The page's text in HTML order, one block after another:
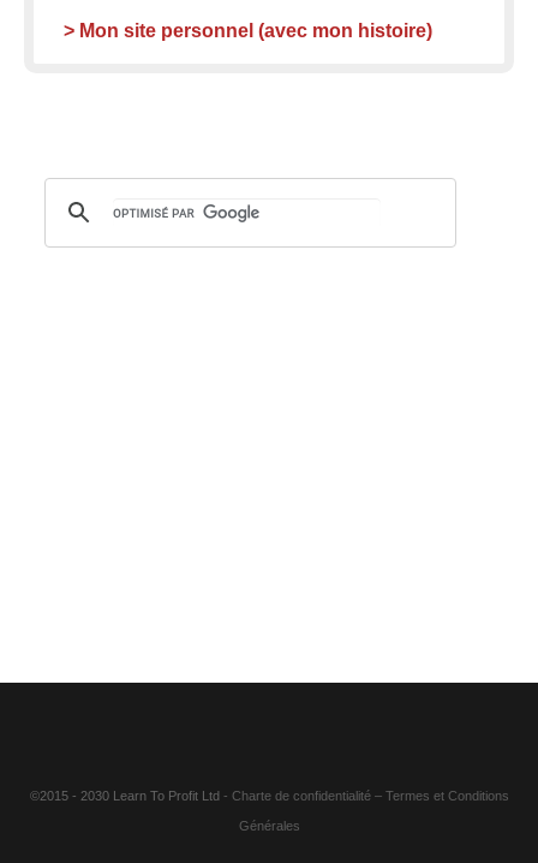
> Mon site personnel (avec mon histoire)
©2015 - 2030 Learn To Profit Ltd - Charte de confidentialité– Termes et Conditions
Générales